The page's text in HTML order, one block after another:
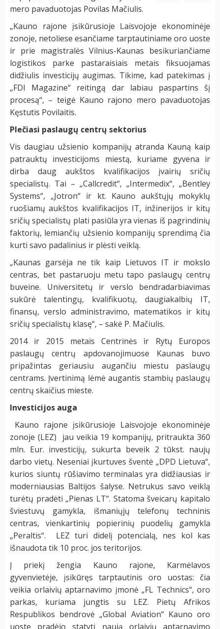
mero pavaduotojas Povilas Mačiulis.
„Kauno rajone įsikūrusioje Laisvojoje ekonominėje
zonoje, netoliese esančiame tarptautiniame oro uoste
ir prie magistralės Vilnius-Kaunas besikuriančiame
logistikos parke pastaraisiais metais fiksuojamas
didžiulis investicijų augimas. Tikime, kad patekimas į
„FDI Magazine“ reitingą dar labiau paspartins šį
procesą“, – teigė Kauno rajono mero pavaduotojas
Kęstutis Povilaitis.
Plečiasi paslaugų centrų sektorius
Vis daugiau užsienio kompanijų atranda Kauną kaip
patrauktų investicijoms miestą, kuriame gyvena ir
dirba daug aukštos kvalifikacijos įvairių sričių
specialistų. Tai – „Callcredit“, „Intermedix“, „Bentley
Systems“, „Jotron“ ir kt. Kauno aukštųjų mokyklų
ruošiamų aukštos kvalifikacijos IT, inžinerijos ir kitų
sričių specialistų plati pasiūla yra vienas iš pagrindinių
faktorių, lemiančių užsienio kompanijų sprendimą čia
kurti savo padalinius ir plėsti veiklą.
„Kaunas garsėja ne tik kaip Lietuvos IT ir mokslo
centras, bet pastaruoju metu tapo paslaugų centrų
buveine. Universitetų ir verslo bendradarbiavimas
sukūrė talentingų, kvalifikuotų, daugiakalbių IT,
finansų, verslo administravimo, matematikos ir kitų
sričių specialistų klasę“, – sakė P. Mačiulis.
2014 ir 2015 metais Centrinės ir Rytų Europos
paslaugų centrų apdovanojimuose Kaunas buvo
pripažintas geriausiu augančiu miestu paslaugų
centrams. Įvertinimą lėmė augantis stambių paslaugų
centrų skaičius mieste.
Investicijos auga
Kauno rajone įsikūrusioje Laisvojoje ekonominėje
zonoje (LEZ) jau veikia 19 kompanijų, pritraukta 360
mln. Eur. investicijų, sukurta beveik 2 tūkst. naujų
darbo vietų. Neseniai įkurtuves šventė „DPD Lietuva“,
kurios siuntų rūšiavimo terminalas yra didžiausias ir
moderniausias Baltijos šalyse. Netrukus savo veiklą
turėtų pradėti „Pienas LT“. Statoma šveicarų kapitalo
šviestuvų gamykla, išmaniųjų telefonų techninis
centras, vienkartinių popierinių puodelių gamykla
„Peraltis“. LEZ turi didelį potencialą, nes kol kas
išnaudota tik 10 proc. jos teritorijos.
Į priekį žengia Kauno rajone, Karmėlavos
gyvenvietėje, įsikūręs tarptautinis oro uostas: čia
veikia orlaivių aptarnavimo įmonė „FL Technics“, oro
parkas, kuriama jungtis su LEZ. Pietų Afrikos
Respublikos bendrovė „Global Aviation“ Kauno oro
uoste pradėjo statyti naują orlaivių aptarnavimo